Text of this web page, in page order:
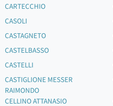
CARTECCHIO
CASOLI
CASTAGNETO
CASTELBASSO
CASTELLI
CASTIGLIONE MESSER
RAIMONDO
CELLINO ATTANASIO